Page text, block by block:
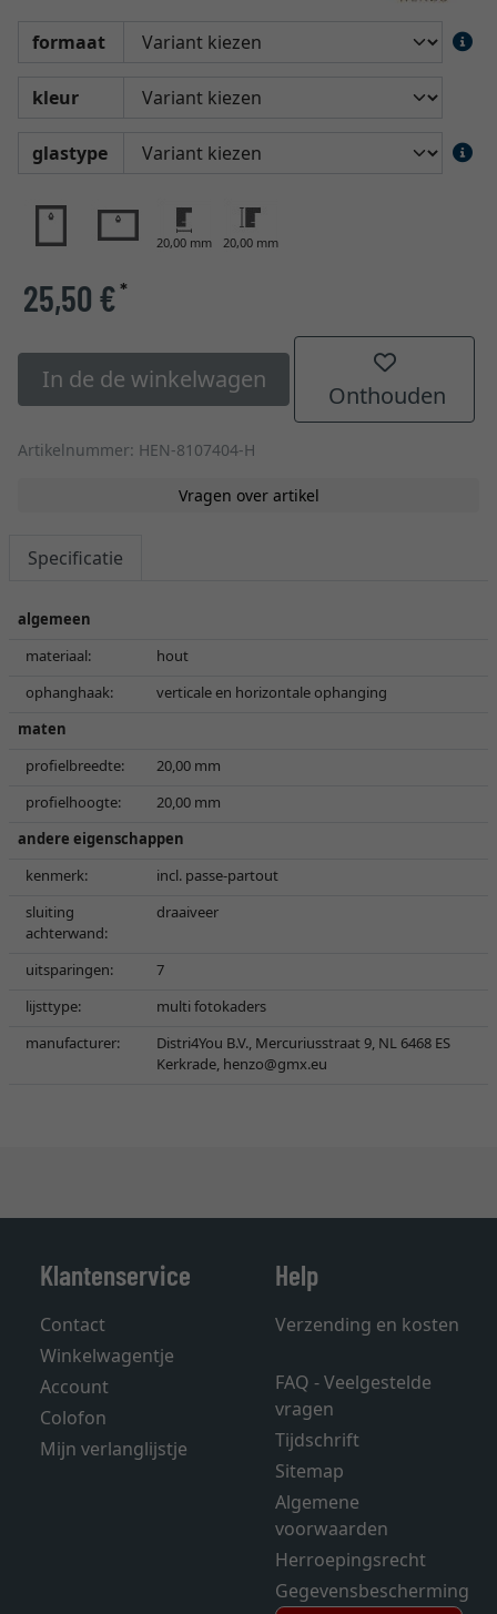
formaat
kleur
glastype
20,00 mm 20,00 mm
25,50 €*
In de de winkelwagen
Onthouden
Artikelnummer: HEN-8107404-H
Vragen over artikel
Specificatie
algemeen
materiaal:
hout
ophanghaak:
verticale en horizontale ophanging
maten
profielbreedte:
20,00 mm
profielhoogte:
20,00 mm
andere eigenschappen
kenmerk:
incl. passe-partout
sluiting
achterwand:
draaiveer
uitsparingen:
7
lijsttype:
multi fotokaders
manufacturer:
Distri4You B.V., Mercuriusstraat 9, NL 6468 ES
Kerkrade, henzo@gmx.eu
Klantenservice
Contact
Winkelwagentje
Account
Colofon
Mijn verlanglijstje
Help
Verzending en kosten
FAQ - Veelgestelde
vragen
Tijdschrift
Sitemap
Algemene
voorwaarden
Herroepingsrecht
Gegevensbescherming